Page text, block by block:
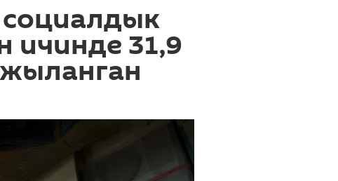
ичинде 31,9